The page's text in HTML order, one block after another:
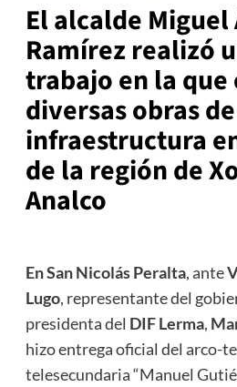
El alcalde Miguel
Ramírez realizó
trabajo en la
diversas obras de
infraestructura
de la región de
Analco
En San Nicolás Peralta, ante
Lugo, representante del
presidenta del DIF Lerma,
hizo entrega oficial del arco-
telesecundaria “Manuel